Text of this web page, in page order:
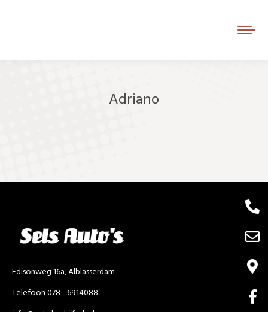
Adriano
Edisonweg 16a, Alblasserdam
Telefoon 078 - 6914088